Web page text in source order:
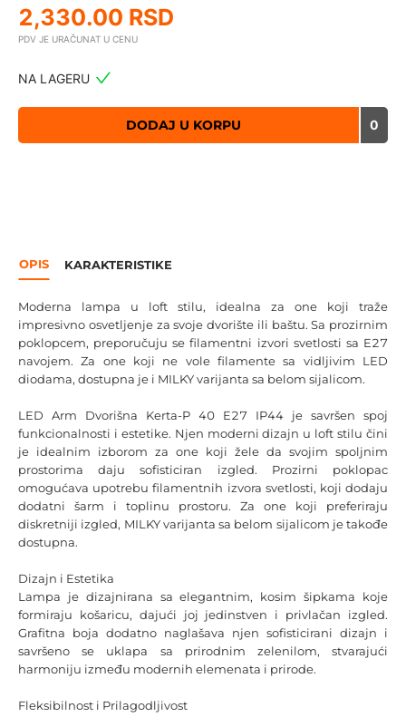
2,330.00 RSD
PDV JE URAČUNAT U CENU
NA LAGERU
DODAJ U KORPU 0
OPIS KARAKTERISTIKE
Moderna lampa u loft stilu, idealna za one koji traže
impresivno osvetljenje za svoje dvorište ili baštu. Sa prozirnim
poklopcem, preporučuju se filamentni izvori svetlosti sa E27
navojem. Za one koji ne vole filamente sa vidljivim LED
diodama, dostupna je i MILKY varijanta sa belom sijalicom.
LED Arm Dvorišna Kerta-P 40 E27 IP44 je savršen spoj
funkcionalnosti i estetike. Njen moderni dizajn u loft stilu čini
je idealnim izborom za one koji žele da svojim spoljnim
prostorima daju sofisticiran izgled. Prozirni poklopac
omogućava upotrebu filamentnih izvora svetlosti, koji dodaju
dodatni šarm i toplinu prostoru. Za one koji preferiraju
diskretniji izgled, MILKY varijanta sa belom sijalicom je takođe
dostupna.
Dizajn i Estetika
Lampa je dizajnirana sa elegantnim, kosim šipkama koje
formiraju košaricu, dajući joj jedinstven i privlačan izgled.
Grafitna boja dodatno naglašava njen sofisticirani dizajn i
savršeno se uklapa sa prirodnim zelenilom, stvarajući
harmoniju između modernih elemenata i prirode.
Fleksibilnost i Prilagodljivost